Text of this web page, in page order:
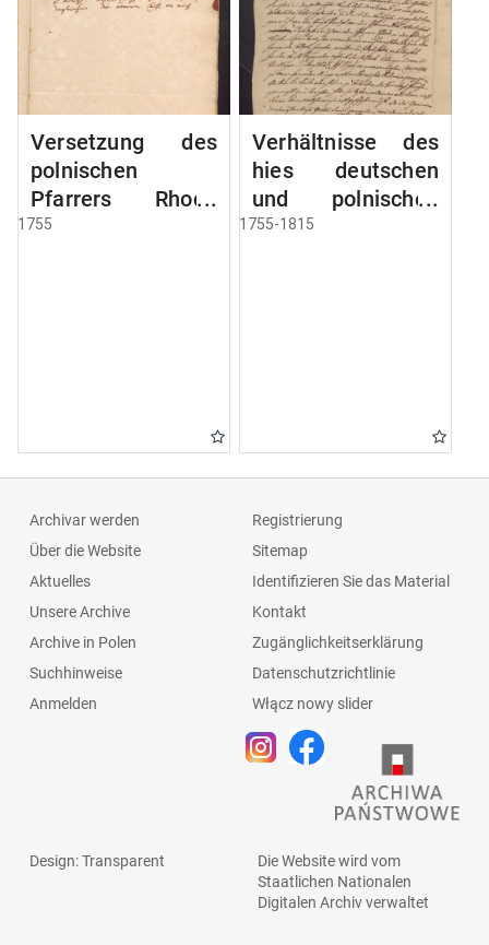
Versetzung des
polnischen
Pfarrers Rhode
nach Deutsch
1755
Verhältnisse des
hies deutschen
und polnischen
Pfarrers
1755-1815
Archivar werden
Über die Website
Aktuelles
Unsere Archive
Archive in Polen
Suchhinweise
Anmelden
Registrierung
Sitemap
Identifizieren Sie das Material
Kontakt
Zugänglichkeitserklärung
Datenschutzrichtlinie
Włącz nowy slider
Design: Transparent
Die Website wird vom
Staatlichen Nationalen
Digitalen Archivverwaltet